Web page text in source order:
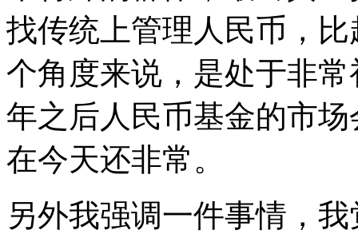
找传统上管理人民币，
个角度来说，是处于非
年之后人民币基金的市
在今天还非常。
另外我强调一件事情，